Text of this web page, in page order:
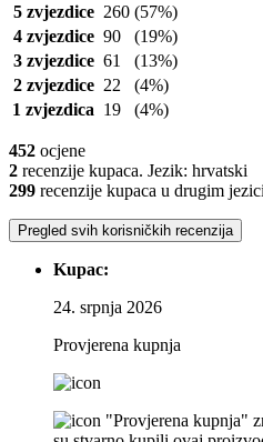
5 zvjezdice 260 (57%)
4 zvjezdice 90
(19%)
3 zvjezdice 61
(13%)
2 zvjezdice 22
(4%)
1 zvjezdica 19 (4%)
452 ocjene
2 recenzije kupaca. Jezik: hrvatski
299 recenzije kupaca u drugim
Pregled svih korisničkih recenzija
Kupac:
24. srpnja 2026
Provjerena kupnja
"Provjerena kupnja"